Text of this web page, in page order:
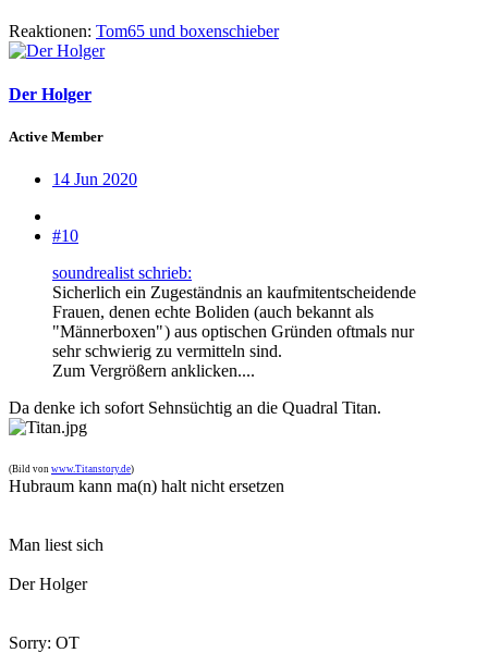
Reaktionen: Tom65 und boxenschieber
Der Holger
Active Member
14 Jun 2020
#10
soundrealist schrieb:
Sicherlich ein Zugeständnis an kaufmitentscheidende
Frauen, denen echte Boliden (auch bekannt als
"Männerboxen") aus optischen Gründen oftmals nur
sehr schwierig zu vermitteln sind.
Zum Vergrößern anklicken....
Da denke ich sofort Sehnsüchtig an die Quadral Titan.
(Bild von www.Titanstory.de)
Hubraum kann ma(n) halt nicht ersetzen
Man liest sich
Der Holger
Sorry: OT